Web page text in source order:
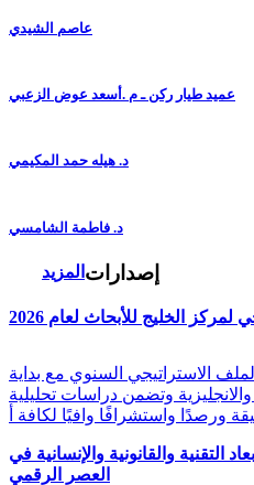
عاصم الشيدي
عميد طيار ركن ـ م .أسعد عوض الزعبي
د. هيله حمد المكيمي
د. فاطمة الشامسي
المزيد إصدارات
لمركز الخليج للأبحاث لعام 2026
الاستراتيجي السنوي مع بداية
والانجليزية وتضمن دراسات تحليلية
ورصدًا واستشرافًا وافيًا لكافة أ
التقنية والقانونية والإنسانية في
العصر الرقمي